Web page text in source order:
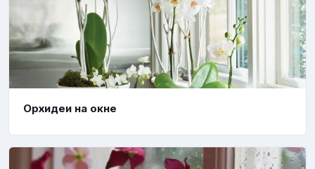
Орхидеи на окне